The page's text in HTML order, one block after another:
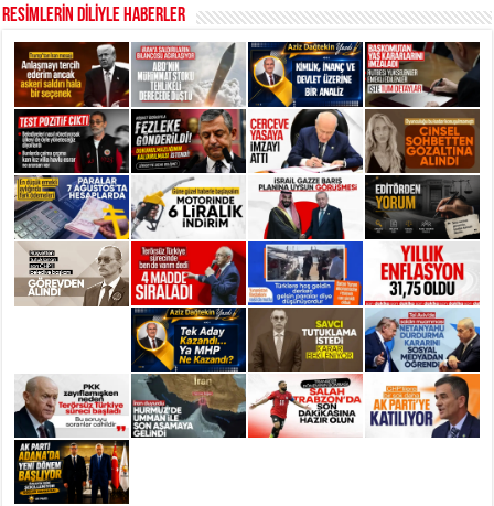
RESİMLERİN DİLİYLE HABERLER